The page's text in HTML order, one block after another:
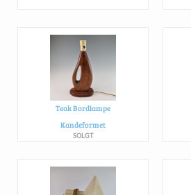
Teak Bordlampe
Kandeformet
SOLGT